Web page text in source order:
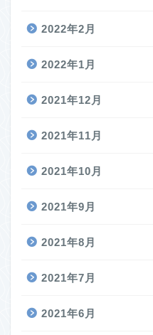
2022年2月
2022年1月
2021年12月
2021年11月
2021年10月
2021年9月
2021年8月
2021年7月
2021年6月